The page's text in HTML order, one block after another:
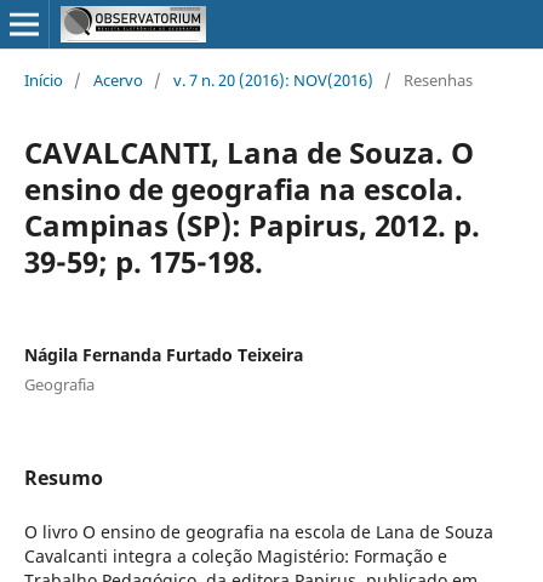
Início / Acervo / v. 7 n. 20 (2016): NOV(2016) / Resenhas
CAVALCANTI, Lana de Souza. O
ensino de geografia na escola.
Campinas (SP): Papirus, 2012. p.
39-59; p. 175-198.
Nágila Fernanda Furtado Teixeira
Geografia
Resumo
O livro O ensino de geografia na escola de Lana de Souza
Cavalcanti integra a coleção Magistério: Formação e